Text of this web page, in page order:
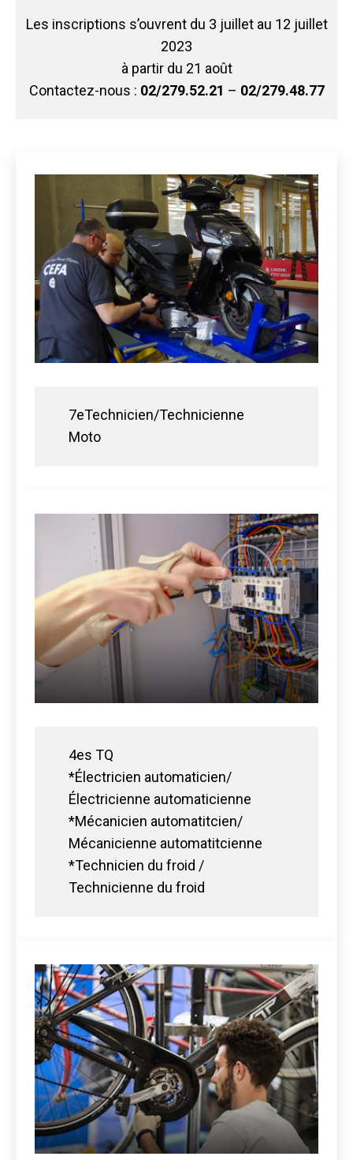
Les inscriptions s’ouvrent du 3 juillet au 12 juillet
2023
à partir du 21 août
Contactez-nous : 02/279.52.21 – 02/279.48.77
7eTechnicien/Technicienne
Moto
4es TQ
*Électricien automaticien/
Électricienne automaticienne
*Mécanicien automatitcien/
Mécanicienne automatitcienne
*Technicien du froid /
Technicienne du froid